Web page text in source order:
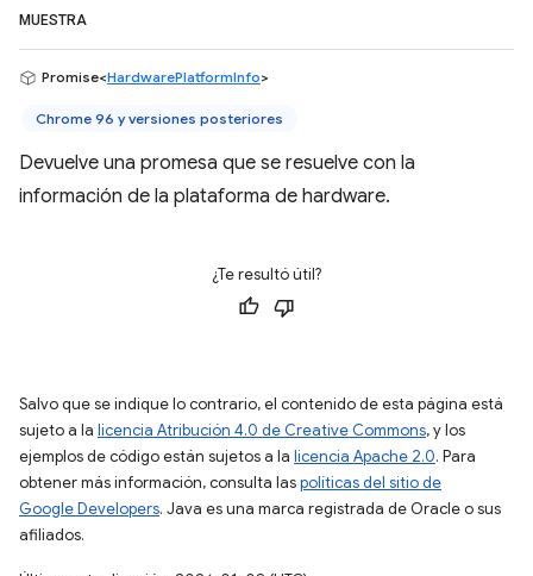
MUESTRA
Promise<HardwarePlatformInfo>
Chrome 96 y versiones posteriores
Devuelve una promesa que se resuelve con la
información de la plataforma de hardware.
¿Te resultó útil?
Salvo que se indique lo contrario, el contenido de esta página está
sujeto a la licencia Atribución 4.0 de Creative Commons, y los
ejemplos de código están sujetos a la licencia Apache 2.0. Para
obtener más información, consulta laspolíticas del sitio de
Google Developers. Java es una marca registrada de Oracle o sus
afiliados.